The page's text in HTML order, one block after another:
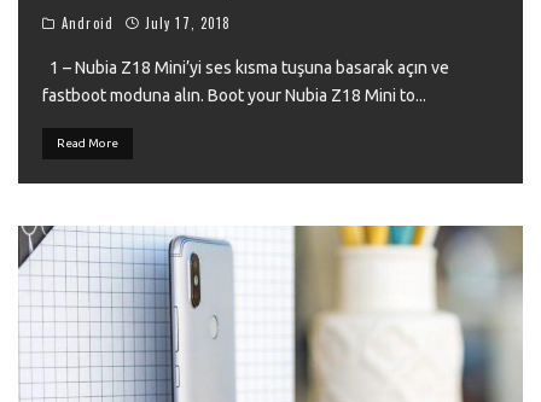
Android July 17, 2018
1 – Nubia Z18 Mini’yi ses kısma tuşuna basarak açın ve
fastboot moduna alın. Boot your Nubia Z18 Mini to...
Read More